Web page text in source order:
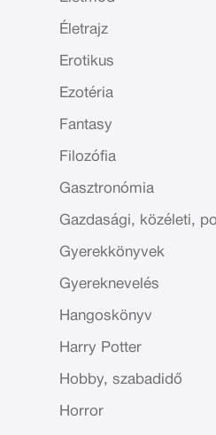
Életrajz
Erotikus
Ezotéria
Fantasy
Filozófia
Gasztronómia
Gazdasági, közéleti,
Gyerekkönyvek
Gyereknevelés
Hangoskönyv
Harry Potter
Hobby, szabadidő
Horror